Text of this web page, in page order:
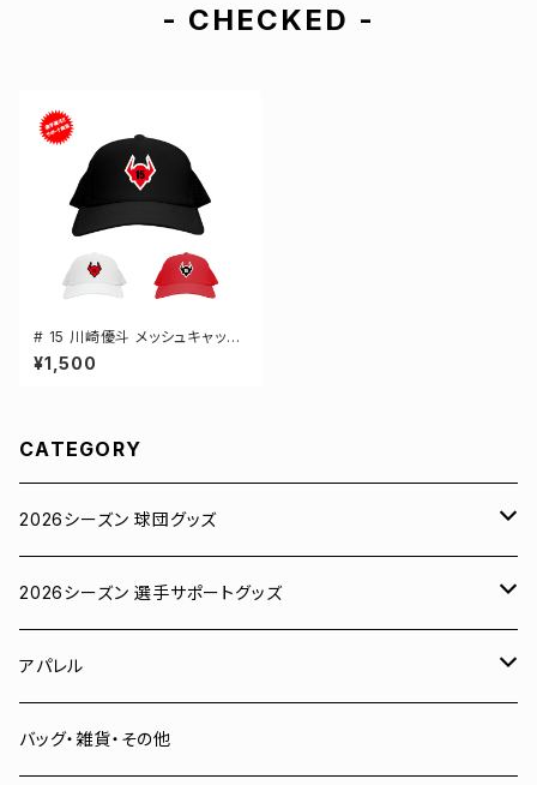
- CHECKED -
# 15 川崎優斗 メッシュキャップ
選手還元 3カラー 000700
¥1,500
CATEGORY
2026シーズン 球団グッズ
ユニフォーム
Tシャツ
スウェット
2026シーズン 選手サポートグッズ
# 00 蓮
# 0 岡田竜汰
アパレル
スウェット・パーカー
バッグ・雑貨・その他